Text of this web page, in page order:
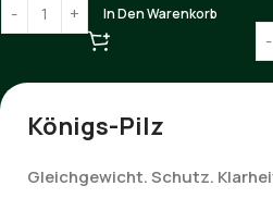
In Den Warenkorb
Königs-Pilz
Gleichgewicht. Schutz.